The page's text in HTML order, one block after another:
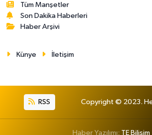
Tüm Manşetler
Son Dakika Haberleri
Haber Arşivi
Künye İletişim
RSS Copyright © 2023. Her
Haber Yazılımı: TE Bilişim